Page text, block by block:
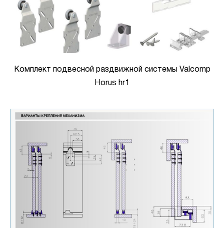
Комплект подвесной раздвижной системы Valcomp
Horus hr1